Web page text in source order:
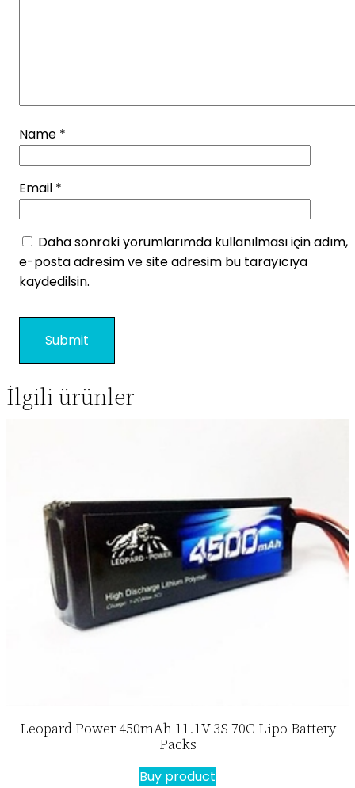
Name *
Email *
Daha sonraki yorumlarımda kullanılması için adım,
e-posta adresim ve site adresim bu tarayıcıya
kaydedilsin.
İlgili ürünler
Leopard Power 450mAh 11.1V 3S 70C Lipo Battery
Packs
Buy product